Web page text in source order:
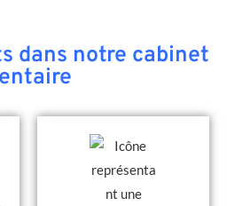
dans notre cabinet